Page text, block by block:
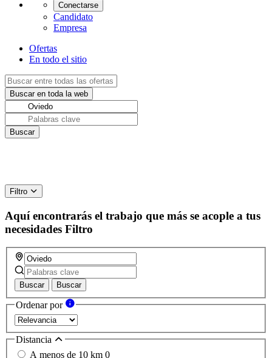
Conectarse
Candidato
Empresa
Ofertas
En todo el sitio
Filtro
Aquí encontrarás el trabajo que más se acople a tus
necesidades Filtro
Buscar Buscar
Ordenar por
Distancia
A menos de 10 km 0